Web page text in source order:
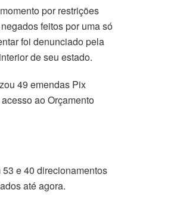
por restrições
feitos por uma só
foi denunciado pela
de seu estado.
49 emendas Pix
ao Orçamento
e 40 direcionamentos
até agora.